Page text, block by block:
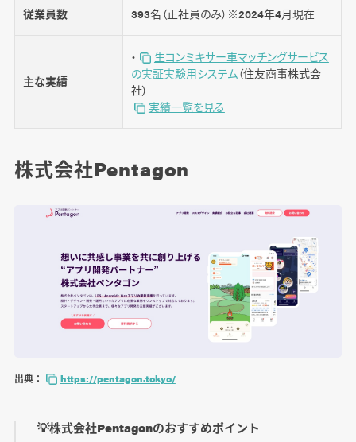
従業員数 393名（正社員のみ）※2024年4月現在
主な実績
・
生コンミキサー車マッチングサービス
の実証実験用システム（住友商事株式会
社）
実績一覧を見る
株式会社Pentagon
出典： https://pentagon.tokyo/
💡株式会社Pentagonのおすすめポイント